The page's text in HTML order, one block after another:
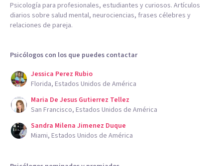
Psicología para profesionales, estudiantes y curiosos. Artículos
diarios sobre salud mental, neurociencias, frases célebres y
relaciones de pareja.
Psicólogos con los que puedes contactar
Jessica Perez Rubio
Florida, Estados Unidos de América
Maria De Jesus Gutierrez Tellez
San Francisco, Estados Unidos de América
Sandra Milena Jimenez Duque
Miami, Estados Unidos de América